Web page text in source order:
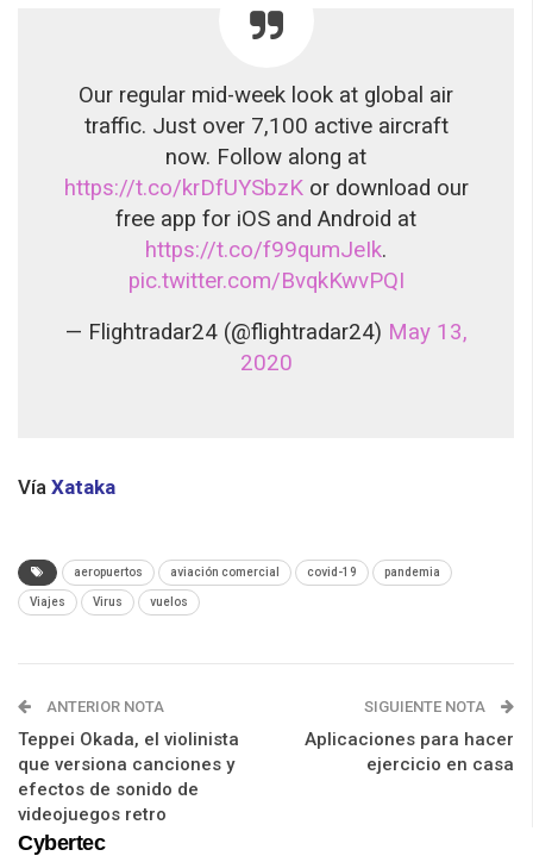
Our regular mid-week look at global air
traffic. Just over 7,100 active aircraft
now. Follow along at
https://t.co/krDfUYSbzKor download our
free app for iOS and Android at
https://t.co/f99qumJeIk.
pic.twitter.com/BvqkKwvPQI
— Flightradar24 (@flightradar24) May 13,
2020
Vía Xataka
aeropuertos aviación comercial covid-19 pandemia
Viajes Virus vuelos
ANTERIOR NOTA
Teppei Okada, el violinista
que versiona canciones y
efectos de sonido de
videojuegos retro
SIGUIENTE NOTA
Aplicaciones para hacer
ejercicio en casa
Cybertec